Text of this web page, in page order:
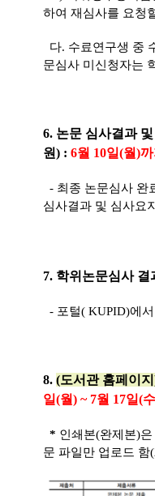
하여 재심사를 요청
다. 수료연구생 중
문심사 미신청자는
6. 논문 심사결과
원) : 6월 10일(월)까
- 최종 논문심사 완
심사결과 및 심사요
7. 학위논문심사 결
- 포털( KUPID)에서
8. (도서관 홈페이
일(월) ~ 7월 17일(
* 인쇄본(완제본)
문 파일만 업로드 함